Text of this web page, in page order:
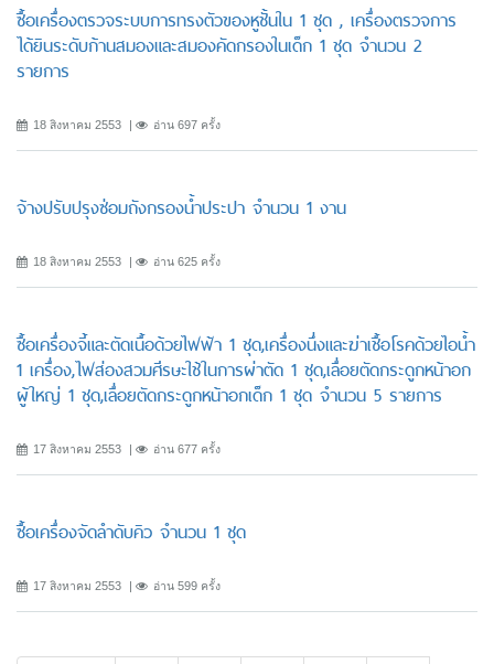
ซื้อเครื่องตรวจระบบการทรงตัวของหูชั้นใน 1 ชุด , เครื่องตรวจการ
ได้ยินระดับก้านสมองและสมองคัดกรองในเด็ก 1 ชุด จำนวน 2
รายการ
18 สิงหาคม 2553 อ่าน 697 ครั้ง
จ้างปรับปรุงซ่อมถังกรองน้ำประปา จำนวน 1 งาน
18 สิงหาคม 2553 อ่าน 625 ครั้ง
ซื้อเครื่องจี้และตัดเนื้อด้วยไฟฟ้า 1 ชุด,เครื่องนึ่งและฆ่าเชื้อโรคด้วยไอน้ำ
1 เครื่อง,ไฟส่องสวมศีรษะใช้ในการผ่าตัด 1 ชุด,เลื่อยตัดกระดูกหน้าอก
ผู้ใหญ่ 1 ชุด,เลื่อยตัดกระดูกหน้าอกเด็ก 1 ชุด จำนวน 5 รายการ
17 สิงหาคม 2553 อ่าน 677 ครั้ง
ซื้อเครื่องจัดลำดับคิว จำนวน 1 ชุด
17 สิงหาคม 2553 อ่าน 599 ครั้ง